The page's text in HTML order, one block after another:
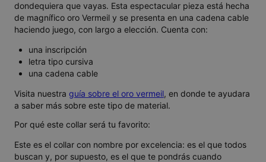
dondequiera que vayas. Esta espectacular pieza está hecha
de magnífico oro Vermeil y se presenta en una cadena cable
haciendo juego, con largo a elección. Cuenta con:
una inscripción
letra tipo cursiva
una cadena cable
Visita nuestra guía sobre el oro vermeil, en donde te ayudara
a saber más sobre este tipo de material.
Por qué este collar será tu favorito:
Este es el collar con nombre por excelencia: es el que todos
buscan y, por supuesto, es el que te pondrás cuando